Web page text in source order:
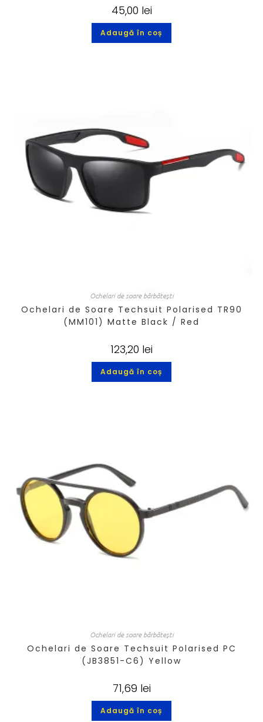
45,00 lei
Adaugă în coș
Ochelari de soare bărbătești
Ochelari de Soare Techsuit Polarised TR90
(MM101) Matte Black / Red
123,20 lei
Adaugă în coș
Ochelari de soare bărbătești
Ochelari de Soare Techsuit Polarised PC
(JB3851-C6) Yellow
71,69 lei
Adaugă în coș